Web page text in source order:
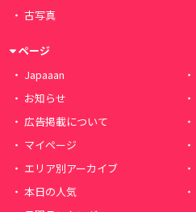
古写真
ページ
Japaaan
お知らせ
広告掲載について
マイページ
エリア別アーカイブ
本日の人気